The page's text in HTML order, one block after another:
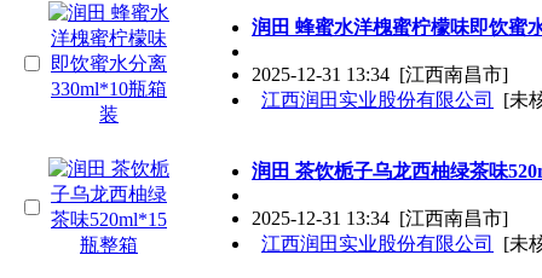
润田 蜂蜜水洋槐蜜柠檬味即饮蜜
2025-12-31 13:34 [江西南昌市]
江西润田实业股份有限公司
[未
润田 茶饮栀子乌龙西柚绿茶味
2025-12-31 13:34 [江西南昌市]
江西润田实业股份有限公司
[未